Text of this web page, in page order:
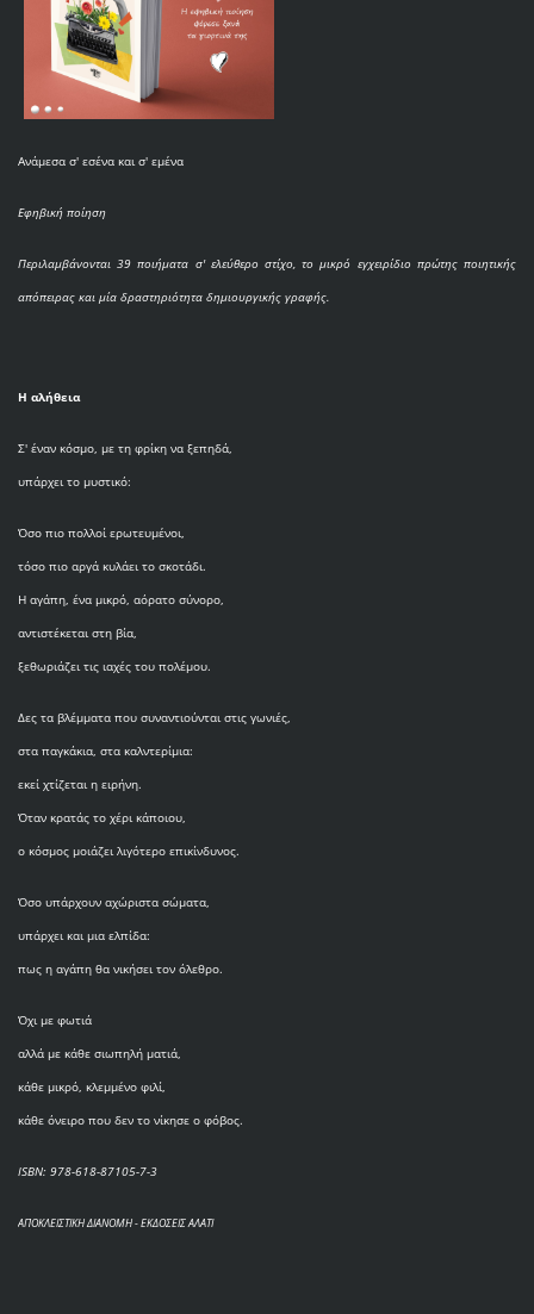
Ανάμεσα σ' εσένα και σ' εμένα
Εφηβική ποίηση
Περιλαμβάνονται 39 ποιήματα σ' ελεύθερο στίχο, το μικρό εγχειρίδιο πρώτης ποιητικής
απόπειρας και μία δραστηριότητα δημιουργικής γραφής.
Η αλήθεια
Σ' έναν κόσμο, με τη φρίκη να ξεπηδά,
υπάρχει το μυστικό:
Όσο πιο πολλοί ερωτευμένοι,
τόσο πιο αργά κυλάει το σκοτάδι.
Η αγάπη, ένα μικρό, αόρατο σύνορο,
αντιστέκεται στη βία,
ξεθωριάζει τις ιαχές του πολέμου.
Δες τα βλέμματα που συναντιούνται στις γωνιές,
στα παγκάκια, στα καλντερίμια:
εκεί χτίζεται η ειρήνη.
Όταν κρατάς το χέρι κάποιου,
ο κόσμος μοιάζει λιγότερο επικίνδυνος.
Όσο υπάρχουν αχώριστα σώματα,
υπάρχει και μια ελπίδα:
πως η αγάπη θα νικήσει τον όλεθρο.
Όχι με φωτιά
αλλά με κάθε σιωπηλή ματιά,
κάθε μικρό, κλεμμένο φιλί,
κάθε όνειρο που δεν το νίκησε ο φόβος.
ISBN: 978-618-87105-7-3
ΑΠΟΚΛΕΙΣΤΙΚΗ ΔΙΑΝΟΜΗ - ΕΚΔΟΣΕΙΣ ΑΛΑΤΙ